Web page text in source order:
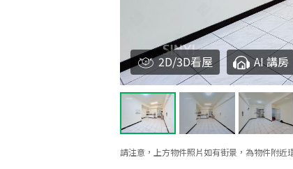
請注意，上方物件照片如有街景，為物件附近
2D/3D看屋 AI 講房